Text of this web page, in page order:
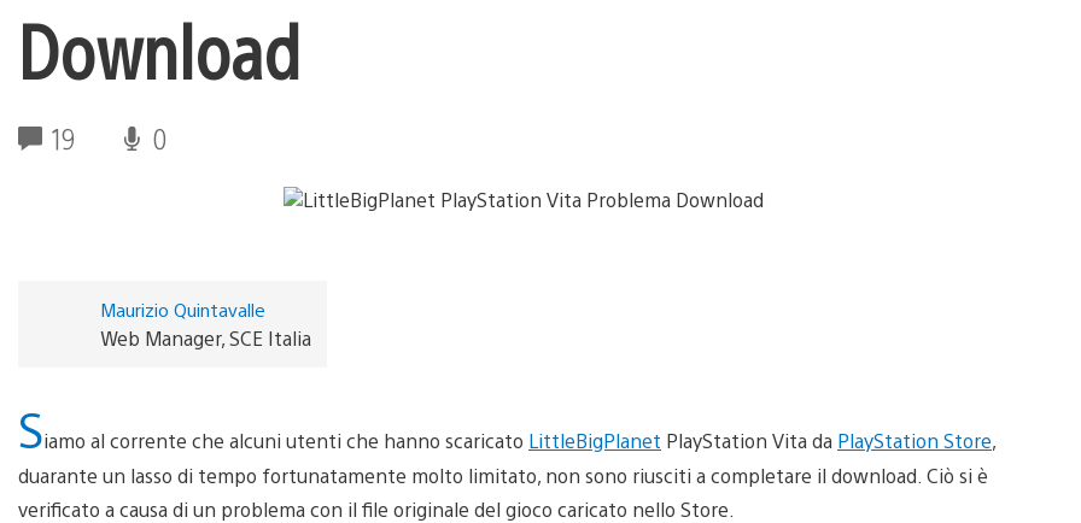
Download
19 0
Maurizio Quintavalle
Web Manager, SCE Italia
Siamo al corrente che alcuni utenti che hanno scaricato LittleBigPlanet PlayStation Vita da PlayStation Store,
duarante un lasso di tempo fortunatamente molto limitato, non sono riusciti a completare il download. Ciò si è
verificato a causa di un problema con il file originale del gioco caricato nello Store.